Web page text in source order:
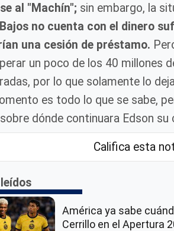
al "Machín"; sin embargo, la
Bajos no cuenta con el dinero
una cesión de préstamo.
un poco de los 40 millones
por lo que solamente lo
es todo lo que se sabe,
dónde continuara Edson su
Califica esta
América ya sabe
Cerrillo en el Apertura